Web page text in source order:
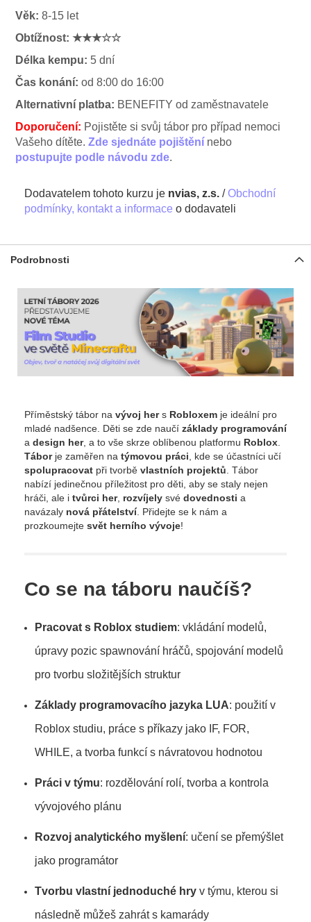
Věk: 8-15 let
Obtížnost:★★★☆☆
Délka kempu: 5 dní
Čas konání:od 8:00 do 16:00
Alternativní platba: BENEFITY od zaměstnavatele
Doporučení: Pojistěte si svůj tábor pro případ nemoci
Vašeho dítěte.Zde sjednáte pojištění nebo
postupujte podle návodu zde.
Dodavatelem tohoto kurzu je nvias, z.s. /Obchodní
podmínky, kontakt a informace o dodavateli
Podrobnosti
Příměstský tábor na vývoj hers Robloxem je ideální pro
mladé nadšence. Děti se zde naučí základy programování
a design her, a to vše skrze oblíbenou platformu Roblox
Táborje zaměřen na týmovou práci , kde se účastníci učí
spolupracovat při tvorbě vlastních projektů . Tábor
nabízí jedinečnou příležitost pro děti, aby se staly nejen
hráči, ale i tvůrci her, rozvíjely své dovednosti a
navázaly nová přátelství. Přidejte se k nám a
prozkoumejte svět herního vývoje!
Co se na táboru naučíš?
Pracovat s Roblox studiem: vkládání modelů,
úpravy pozic spawnování hráčů, spojování modelů
pro tvorbu složitějších struktur
Základy programovacího jazyka LUA: použití v
Roblox studiu, práce s příkazy jako IF, FOR,
WHILE, a tvorba funkcí s návratovou hodnotou
Práci v týmu: rozdělování rolí, tvorba a kontrola
vývojového plánu
Rozvoj analytického myšlení: učení se přemýšlet
jako programátor
Tvorbu vlastní jednoduché hry v týmu, kterou si
následně můžeš zahrát s kamarády